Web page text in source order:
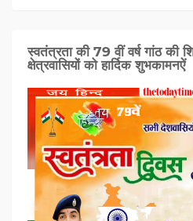
स्वतंत्रता की 79 वीं वर्ष गांठ की
क्षेत्रवासियों को हार्दिक शुभकामनऐं